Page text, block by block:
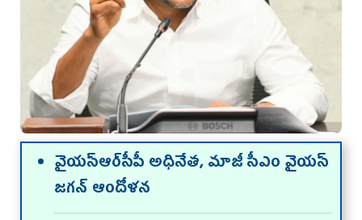
వైయ‌స్ఆర్‌సీపీ అధినేత‌, మాజీ సీఎం వైయ‌స్
జ‌గ‌న్ ఆందోళన